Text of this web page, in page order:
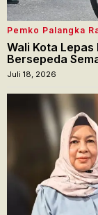
Pemko Palangka
Wali Kota
Bersepeda
Juli 18, 2026